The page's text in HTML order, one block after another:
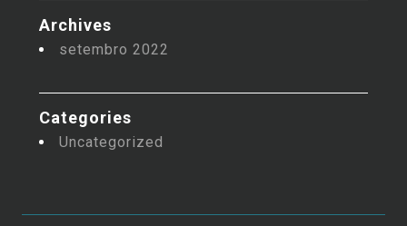
Archives
setembro 2022
Categories
Uncategorized